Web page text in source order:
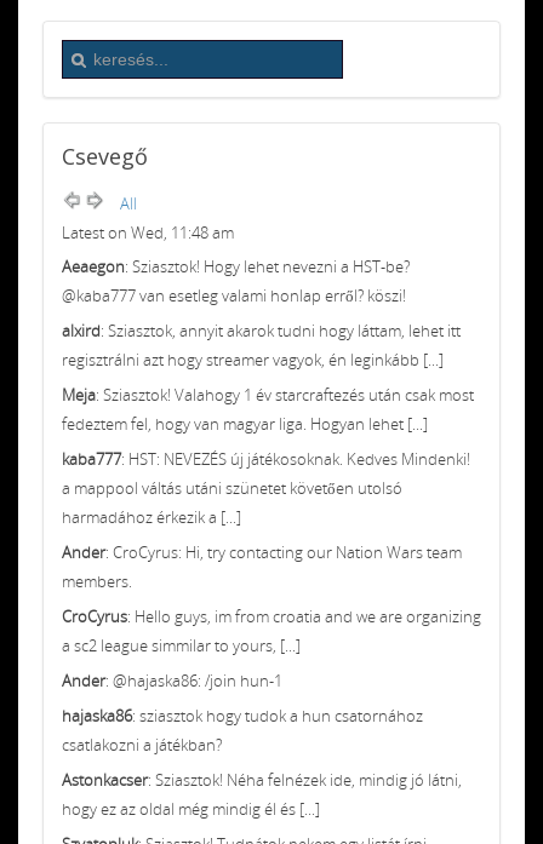
Csevegő
All
Latest on Wed, 11:48 am
Aeaegon: Sziasztok! Hogy lehet nevezni a HST-be?
@kaba777 van esetleg valami honlap erről? köszi!
alxird: Sziasztok, annyit akarok tudni hogy láttam, lehet itt
regisztrálni azt hogy streamer vagyok, én leginkább [...]
Meja: Sziasztok! Valahogy 1 év starcraftezés után csak most
fedeztem fel, hogy van magyar liga. Hogyan lehet [...]
kaba777: HST: NEVEZÉS új játékosoknak. Kedves Mindenki!
a mappool váltás utáni szünetet követően utolsó
harmadához érkezik a [...]
Ander: CroCyrus: Hi, try contacting our Nation Wars team
members.
CroCyrus: Hello guys, im from croatia and we are organizing
a sc2 league simmilar to yours, [...]
Ander: @hajaska86: /join hun-1
hajaska86: sziasztok hogy tudok a hun csatornához
csatlakozni a játékban?
Astonkacser: Sziasztok! Néha felnézek ide, mindig jó látni,
hogy ez az oldal még mindig él és [...]